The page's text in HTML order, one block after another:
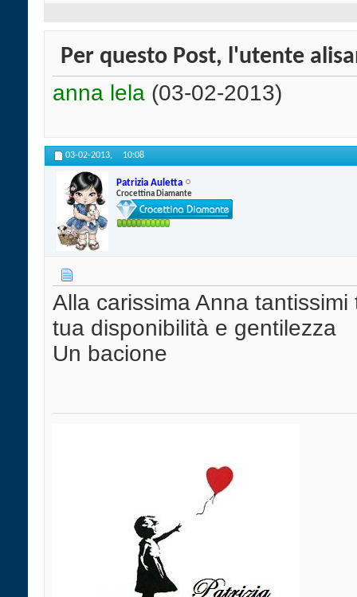
Per questo Post, l'utente
anna lela (03-02-2013)
03-02-2013, 10:08
Patrizia Auletta
Crocettina Diamante
Alla carissima Anna
tua disponibilità e gentilezza
Un bacione